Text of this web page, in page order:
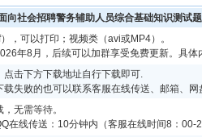
向社会招聘警务辅助人员综合基础知识测试
，可以打印；视频类（avi或MP4）。
年8月，后续可以加群享受免费更新。具体
点击下方下载地址自行下载即可.
载失败的也可以联系客服在线传送、邮箱、网
无需等待。
在线传送：10分钟内（客服在线时间8：00-